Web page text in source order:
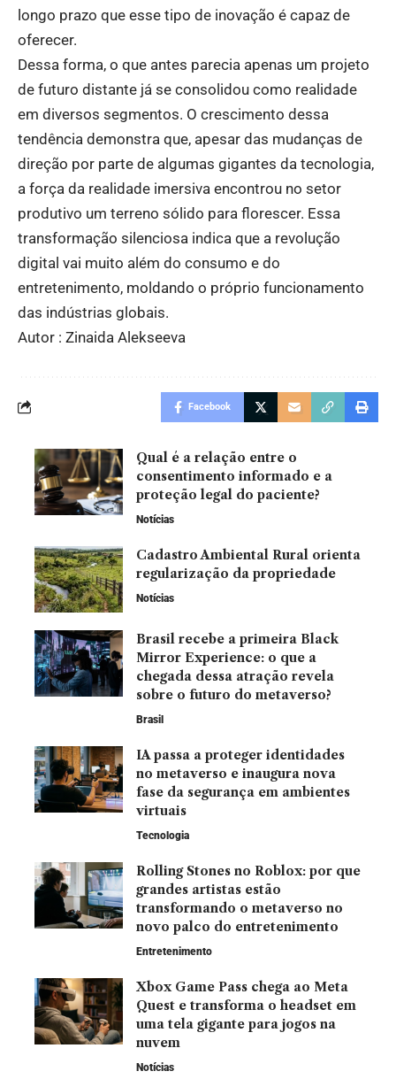
longo prazo que esse tipo de inovação é capaz de
oferecer.
Dessa forma, o que antes parecia apenas um projeto
de futuro distante já se consolidou como realidade
em diversos segmentos. O crescimento dessa
tendência demonstra que, apesar das mudanças de
direção por parte de algumas gigantes da tecnologia,
a força da realidade imersiva encontrou no setor
produtivo um terreno sólido para florescer. Essa
transformação silenciosa indica que a revolução
digital vai muito além do consumo e do
entretenimento, moldando o próprio funcionamento
das indústrias globais.
Autor : Zinaida Alekseeva
Facebook
Qual é a relação entre o
consentimento informado e a
proteção legal do paciente?
Notícias
Cadastro Ambiental Rural orienta
regularização da propriedade
Notícias
Brasil recebe a primeira Black
Mirror Experience: o que a
chegada dessa atração revela
sobre o futuro do metaverso?
Brasil
IA passa a proteger identidades
no metaverso e inaugura nova
fase da segurança em ambientes
virtuais
Tecnologia
Rolling Stones no Roblox: por que
grandes artistas estão
transformando o metaverso no
novo palco do entretenimento
Entretenimento
Xbox Game Pass chega ao Meta
Quest e transforma o headset em
uma tela gigante para jogos na
nuvem
Notícias